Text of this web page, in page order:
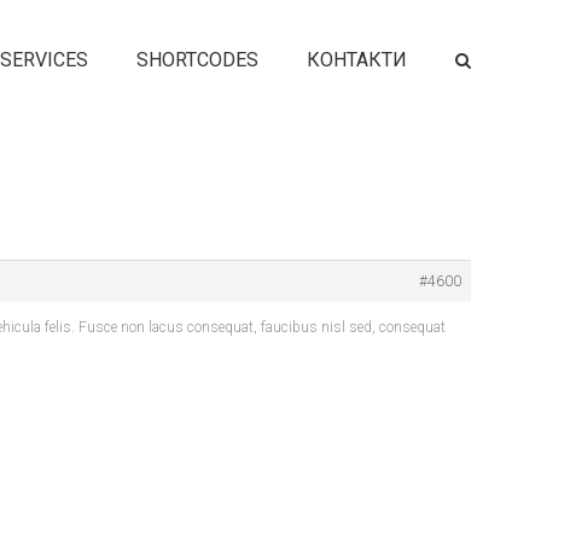
SERVICES SHORTCODES КОНТАКТИ
#4600
felis. Fusce non lacus consequat, faucibus nisl sed, consequat